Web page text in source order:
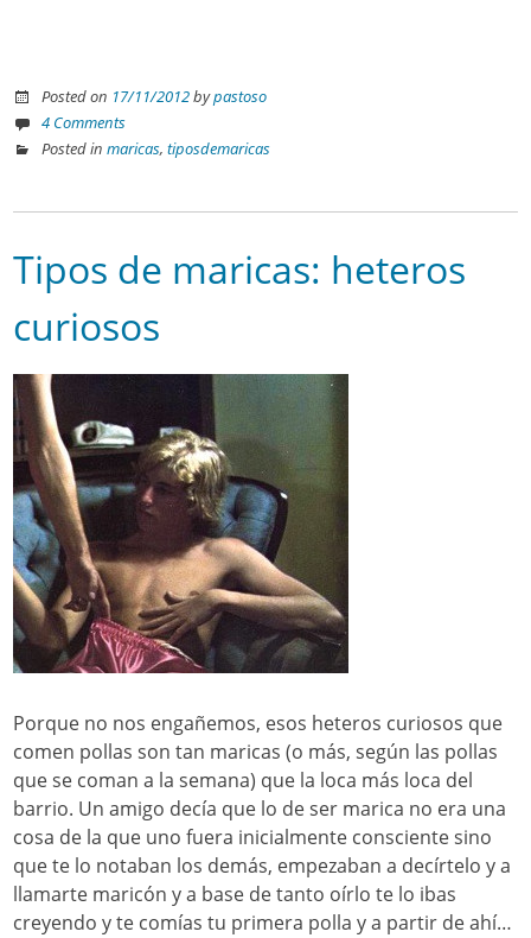
Posted on 17/11/2012bypastoso
4 Comments
Posted inmaricas,tiposdemaricas
Tipos de maricas: heteros
curiosos
Porque no nos engañemos, esos heteros curiosos que
comen pollas son tan maricas (o más, según las pollas
que se coman a la semana) que la loca más loca del
barrio. Un amigo decía que lo de ser marica no era una
cosa de la que uno fuera inicialmente consciente sino
que te lo notaban los demás, empezaban a decírtelo y a
llamarte maricón y a base de tanto oírlo te lo ibas
creyendo y te comías tu primera polla y a partir de ahí…